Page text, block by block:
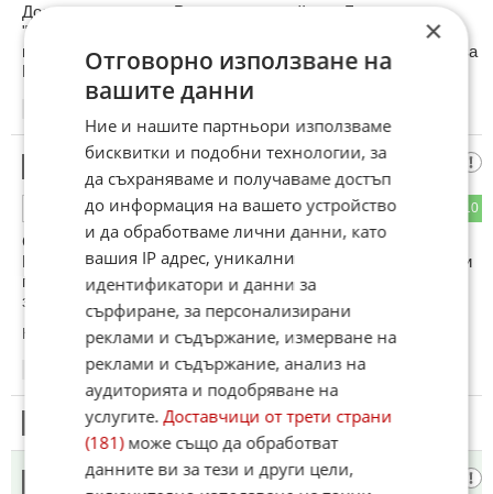
Достатъчно мунчо кРадев е да задейства Боташ,
"Машината за пари" по боко тиквоний, и ще има пари за
всичко. Дето се вика Евровизия струва 2 месеца таксите за
Боташ
Асен Василев е виновен
10
ОТГОВОР
Giro се подготви и организира за 2 месеца от
Правителството на Гюров и всичко струваше 200 000€, при
планирани от ГЕРБ Ново начало 9 млн. € + 800 000€ само
за закриването.
Коментиран от#36, #43
19.05.2026
Този коментар е премахнат от модератор.
Пенсионер ОСВ
×
Отговорно използване на
вашите данни
Ние и нашите партньори използваме
бисквитки и подобни технологии, за
да съхраняваме и получаваме достъп
до информация на вашето устройство
и да обработваме лични данни, като
вашия IP адрес, уникални
идентификатори и данни за
сърфиране, за персонализирани
реклами и съдържание, измерване на
реклами и съдържание, анализ на
аудиторията и подобряване на
услугите.Доставчици от трети страни
(181)може също да обработват
данните ви за тези и други цели,